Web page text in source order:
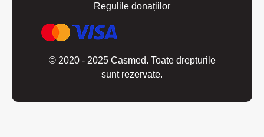
© 2020 - 2025 Casmed. Toate drepturile
sunt rezervate.
Regulile donațiilor